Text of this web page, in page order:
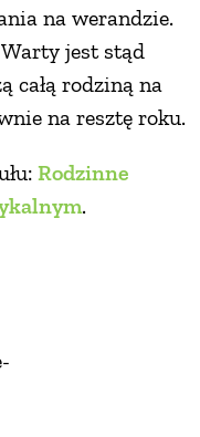
na werandzie.
jest stąd
całą rodziną na
na resztę roku.
Rodzinne
.